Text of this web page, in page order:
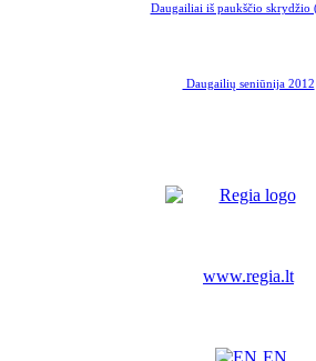
Daugailiai iš paukščio skrydžio
Daugailių seniūnija 2012
www.regia.lt
EN